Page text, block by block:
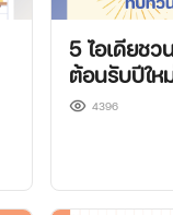
5 ไอเดียช
ต้อนรับปีให
4396